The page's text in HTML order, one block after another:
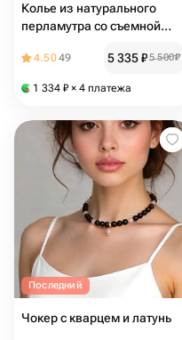
Колье из натурального
перламутра со съемной
4.5049 5 335₽5 500₽
1 334 ₽ × 4 платежа
Последний
Чокер с кварцем и латунь